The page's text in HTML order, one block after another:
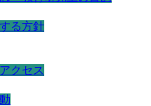
る方針
クセス